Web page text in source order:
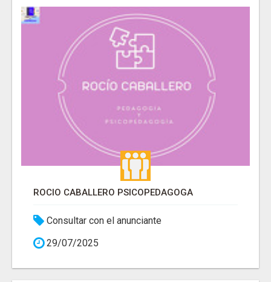
ROCIO CABALLERO PSICOPEDAGOGA
Consultar con el anunciante
29/07/2025